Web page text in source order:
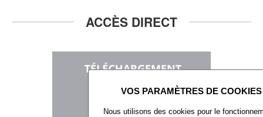
ACCÈS DIRECT
Nous utilisons des cookies pour le